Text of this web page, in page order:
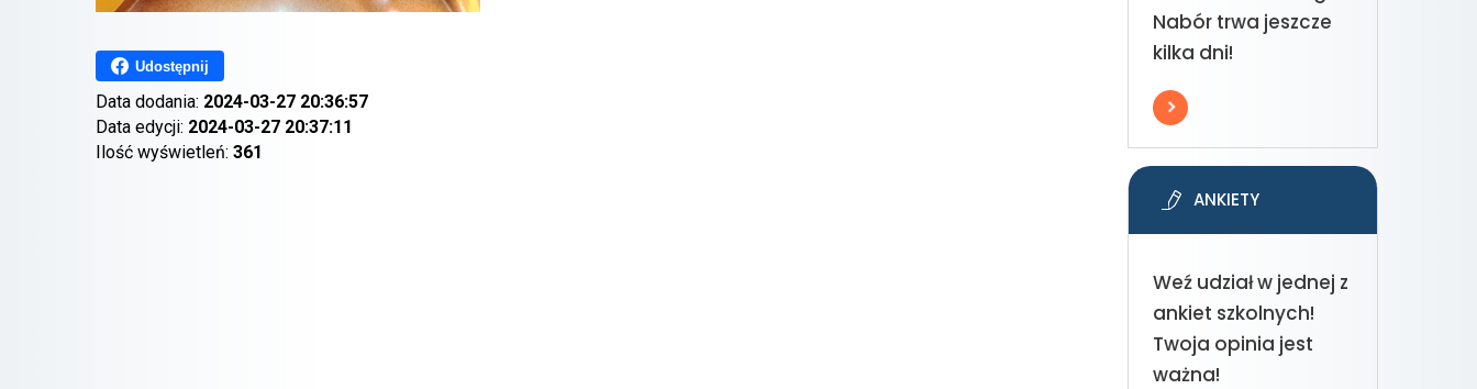
Udostępnij
Data dodania: 2024-03-27 20:36:57
Data edycji: 2024-03-27 20:37:11
Ilość wyświetleń: 361
Nabór trwa jeszcze
kilka dni!
ANKIETY
Weź udział w jednej z
ankiet szkolnych!
Twoja opinia jest
ważna!